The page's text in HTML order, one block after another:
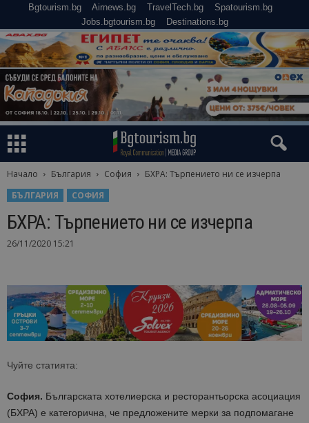
Bgtourism.bg Airnews.bg TravelTech.bg
Spatourism.bg
Jobs.bgtourism.bg
Destinations.bg
Начало България София
БХРА: Търпението ни се изчерпа
БЪЛГАРИЯ
СОФИЯ
БХРА: Търпението ни се изчерпа
26/11/2020 15:21
Чуйте статията:
София. Българската хотелиерска и ресторантьорска асоциация
(БХРА) е категорична, че предложените мерки за подпомагане